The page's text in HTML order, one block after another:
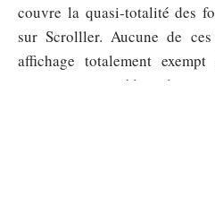
couvre la quasi-totalité des
sur Scrolller. Aucune de
affichage totalement
superposition réduit les